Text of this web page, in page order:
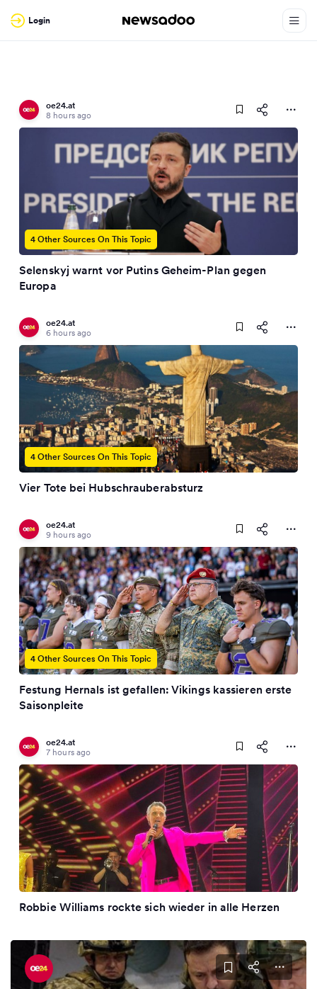
Login
oe24.at
8 hours ago
4 Other Sources On This Topic
Selenskyj warnt vor Putins Geheim-Plan gegen
Europa
oe24.at
6 hours ago
4 Other Sources On This Topic
Vier Tote bei Hubschrauberabsturz
oe24.at
9 hours ago
4 Other Sources On This Topic
Festung Hernals ist gefallen: Vikings kassieren erste
Saisonpleite
oe24.at
7 hours ago
Robbie Williams rockte sich wieder in alle Herzen